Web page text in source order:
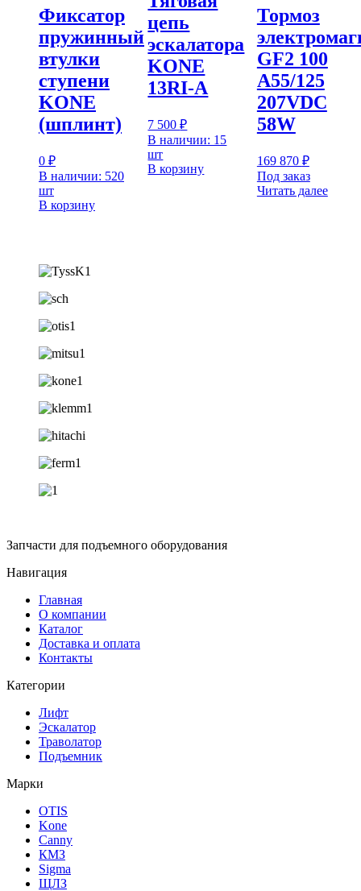
Фиксатор
пружинный
втулки
ступени
KONE
(шплинт)
0 ₽
В наличии: 520
шт
В корзину
цепь
эскалатора
KONE
13RI-A
7 500₽
В наличии: 15
шт
В корзину
Тормоз
GF2 100
A55/125
207VDC
58W
169 870 ₽
Под заказ
Читать далее
Запчасти для подъемного оборудования
Навигация
Главная
О компании
Каталог
Доставка и оплата
Контакты
Категории
Лифт
Эскалатор
Траволатор
Подъемник
Марки
OTIS
Kone
Canny
КМЗ
Sigma
ЩЛЗ